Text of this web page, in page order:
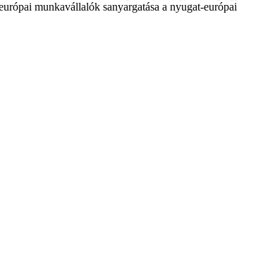
munkavállalók sanyargatása a nyugat-európai